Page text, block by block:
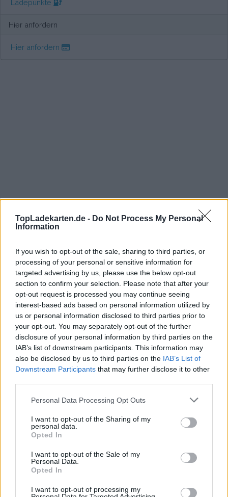
TopLadekarten.de - Do Not Process My Personal
Information
If you wish to opt-out of the sale, sharing to third parties, or
processing of your personal or sensitive information for
targeted advertising by us, please use the below opt-out
section to confirm your selection. Please note that after your
opt-out request is processed you may continue seeing
interest-based ads based on personal information utilized by
us or personal information disclosed to third parties prior to
your opt-out. You may separately opt-out of the further
disclosure of your personal information by third parties on the
IAB’s list of downstream participants. This information may
also be disclosed by us to third parties on the IAB’s List of
Downstream Participants that may further disclose it to other
Personal Data Processing Opt Outs
I want to opt-out of the Sharing of my
personal data.
Opted In
I want to opt-out of the Sale of my
Personal Data.
Opted In
I want to opt-out of processing my
Ladepunkte
Hier anfordern
Hier anfordern
Aufteilung der Kosten
Unbekannte monatlichen Kosten,unbekannte
Anschlusskosten.
Kosten
Durchschnittspreis pro 200kWh*
Unbekannter Preis